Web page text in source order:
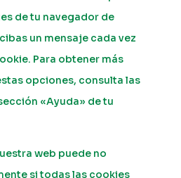
de tu navegador de
un mensaje cada vez
Para obtener más
opciones, consulta las
«Ayuda» de tu
web puede no
si todas las cookies